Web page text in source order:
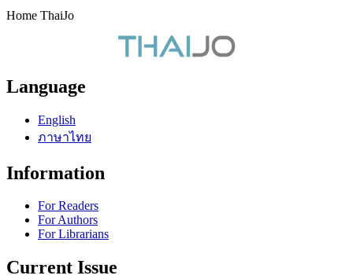
Home ThaiJo
Language
English
ภาษาไทย
Information
For Readers
For Authors
For Librarians
Current Issue